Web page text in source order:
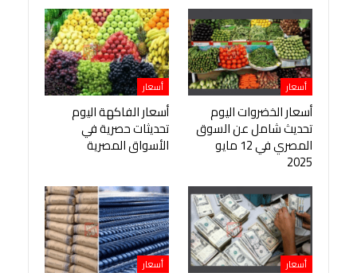
أسعار
أسعار الخضروات اليوم
تحديث شامل عن السوق
المصري في 12 مايو
2025
أسعار
أسعار الفاكهة اليوم
تحديثات حصرية في
الأسواق المصرية
أسعار أسعار